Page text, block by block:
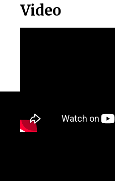
Video